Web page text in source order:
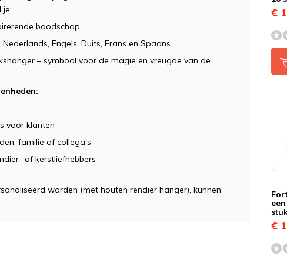
je:
boodschap
Engels, Duits, Frans en Spaans
– symbool voor de magie en vreugde van de
voor klanten
familie of collega’s
of kerstliefhebbers
worden (met houten rendier hanger), kunnen
€
€